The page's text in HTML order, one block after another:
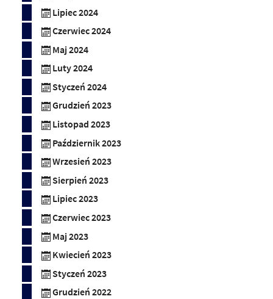
Lipiec 2024
Czerwiec 2024
Maj 2024
Luty 2024
Styczeń 2024
Grudzień 2023
Listopad 2023
Październik 2023
Wrzesień 2023
Sierpień 2023
Lipiec 2023
Czerwiec 2023
Maj 2023
Kwiecień 2023
Styczeń 2023
Grudzień 2022